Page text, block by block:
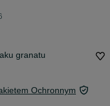
granatu
Ochronnym